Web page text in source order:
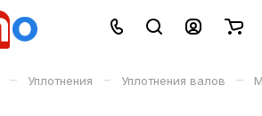
– Уплотнения – Уплотнения валов –